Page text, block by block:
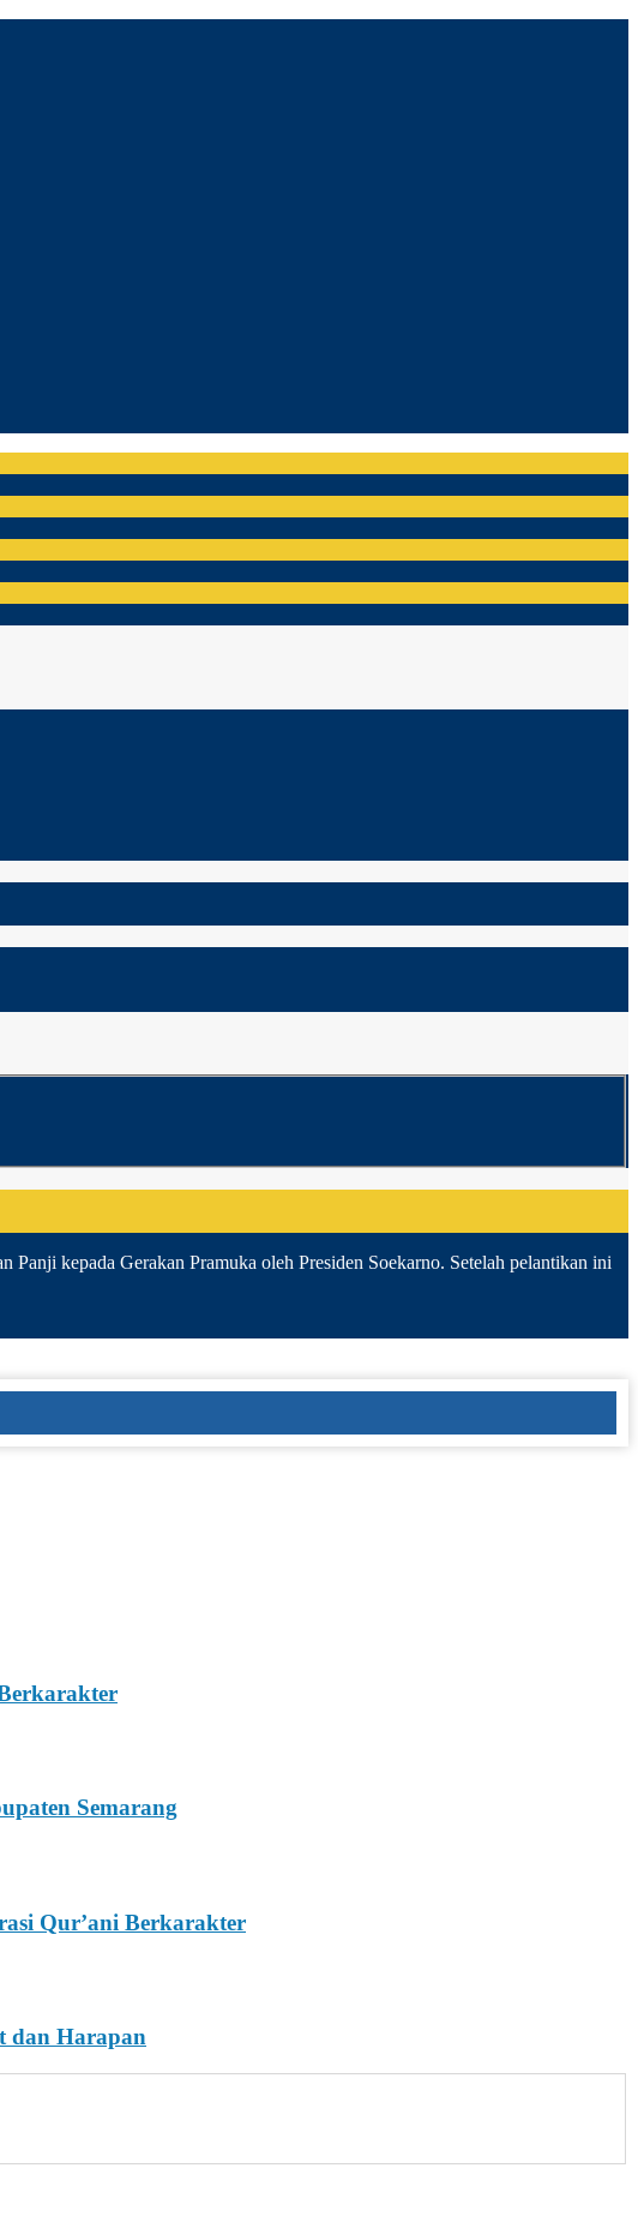
kepada Gerakan Pramuka oleh Presiden Soekarno. Setelah pelantikan ini
Semarang
Qur’ani Berkarakter
dan Harapan